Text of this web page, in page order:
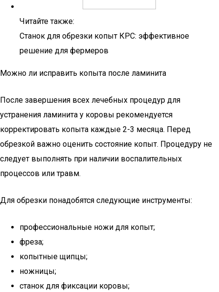
Читайте также:
Станок для обрезки копыт КРС: эффективное
решение для фермеров
Можно ли исправить копыта после ламинита
После завершения всех лечебных процедур для
устранения ламинита у коровы рекомендуется
корректировать копыта каждые 2-3 месяца. Перед
обрезкой важно оценить состояние копыт. Процедуру не
следует выполнять при наличии воспалительных
процессов или травм.
Для обрезки понадобятся следующие инструменты:
профессиональные ножи для копыт;
фреза;
копытные щипцы;
ножницы;
станок для фиксации коровы;